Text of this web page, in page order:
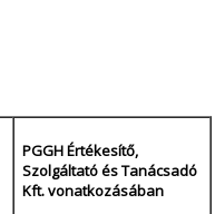
PGGH Értékesítő,
Szolgáltató és Tanácsadó
Kft. vonatkozásában